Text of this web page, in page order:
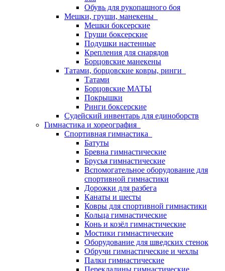
Обувь для рукопашного боя
Мешки, груши, манекены
Мешки боксерские
Груши боксерские
Подушки настенные
Крепления для снарядов
Борцовские манекены
Татами, борцовские ковры, ринги
Татами
Борцовские МАТЫ
Покрышки
Ринги боксерские
Судейский инвентарь для единоборств
Гимнастика и хореография
Спортивная гимнастика
Батуты
Бревна гимнастические
Брусья гимнастические
Вспомогательное оборудование для
спортивной гимнастики
Дорожки для разбега
Канаты и шесты
Ковры для спортивной гимнастики
Кольца гимнастические
Конь и козёл гимнастические
Мостики гимнастические
Оборудование для шведских стенок
Обручи гимнастические и чехлы
Палки гимнастические
Перекладины гимнастические